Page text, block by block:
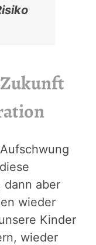
dann aber
wieder
Kinder
wieder